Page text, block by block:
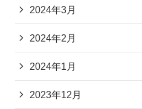
2024年3月
2024年2月
2024年1月
2023年12月